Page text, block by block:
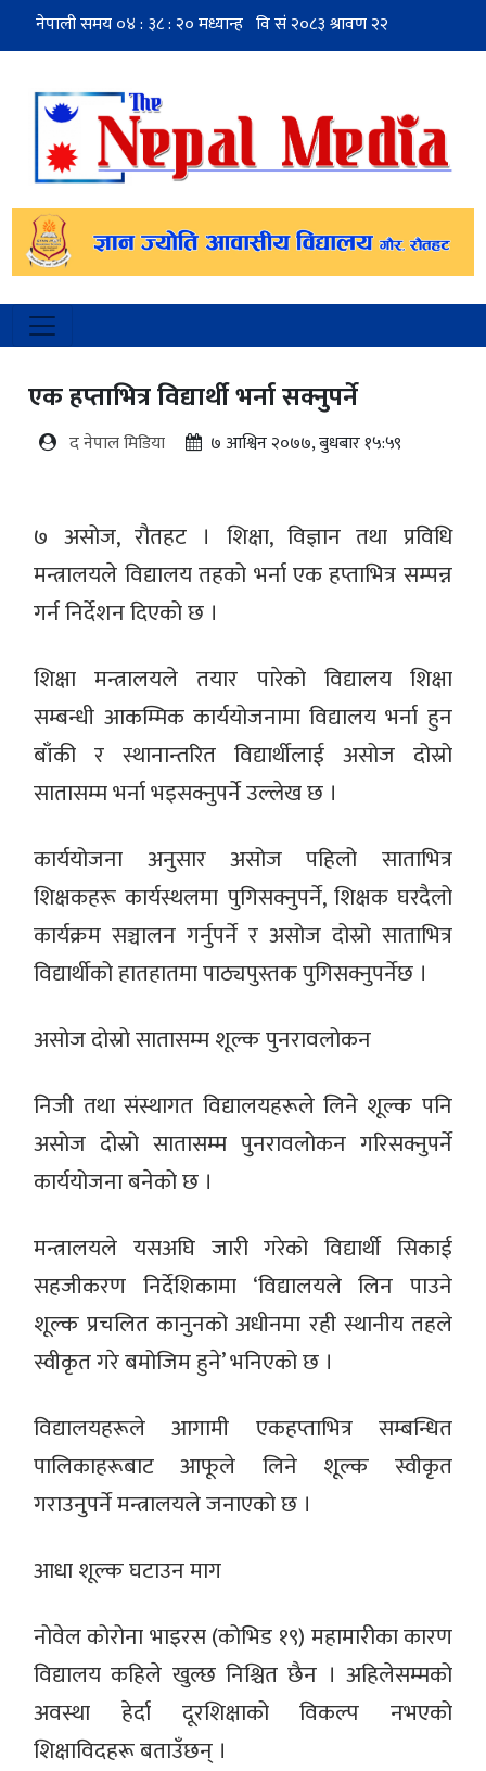
एक हप्ताभित्र विद्यार्थी भर्ना सक्नुपर्ने
द नेपाल मिडिया ७ आश्विन २०७७, बुधबार १५:५९
७ असोज, रौतहट । शिक्षा, विज्ञान तथा प्रविधि
मन्त्रालयले विद्यालय तहको भर्ना एक हप्ताभित्र सम्पन्न
गर्न निर्देशन दिएको छ ।
शिक्षा मन्त्रालयले तयार पारेको विद्यालय शिक्षा
सम्बन्धी आकम्मिक कार्ययोजनामा विद्यालय भर्ना हुन
बाँकी र स्थानान्तरित विद्यार्थीलाई असोज दोस्रो
सातासम्म भर्ना भइसक्नुपर्ने उल्लेख छ ।
कार्ययोजना अनुसार असोज पहिलो साताभित्र
शिक्षकहरू कार्यस्थलमा पुगिसक्नुपर्ने, शिक्षक घरदैलो
कार्यक्रम सञ्चालन गर्नुपर्ने र असोज दोस्रो साताभित्र
विद्यार्थीको हातहातमा पाठ्यपुस्तक पुगिसक्नुपर्नेछ ।
असोज दोस्रो सातासम्म शूल्क पुनरावलोकन
निजी तथा संस्थागत विद्यालयहरूले लिने शूल्क पनि
असोज दोस्रो सातासम्म पुनरावलोकन गरिसक्नुपर्ने
कार्ययोजना बनेको छ ।
मन्त्रालयले यसअघि जारी गरेको विद्यार्थी सिकाई
सहजीकरण निर्देशिकामा ‘विद्यालयले लिन पाउने
शूल्क प्रचलित कानुनको अधीनमा रही स्थानीय तहले
स्वीकृत गरे बमोजिम हुने’ भनिएको छ ।
विद्यालयहरूले आगामी एकहप्ताभित्र सम्बन्धित
पालिकाहरूबाट आफूले लिने शूल्क स्वीकृत
गराउनुपर्ने मन्त्रालयले जनाएको छ ।
आधा शूल्क घटाउन माग
नोवेल कोरोना भाइरस (कोभिड १९) महामारीका कारण
विद्यालय कहिले खुल्छ निश्चित छैन । अहिलेसम्मको
अवस्था हेर्दा दूरशिक्षाको विकल्प नभएको
शिक्षाविदहरू बताउँछन् ।